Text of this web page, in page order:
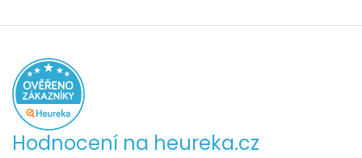
Hodnocení na heureka.cz